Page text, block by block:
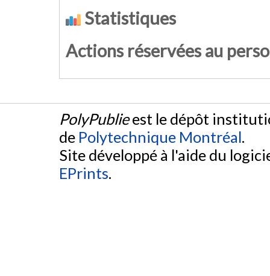
Statistiques
Actions réservées au
PolyPublieest le dépôt
de Polytechnique Montréal.
Site développé à l'aide du
EPrints.